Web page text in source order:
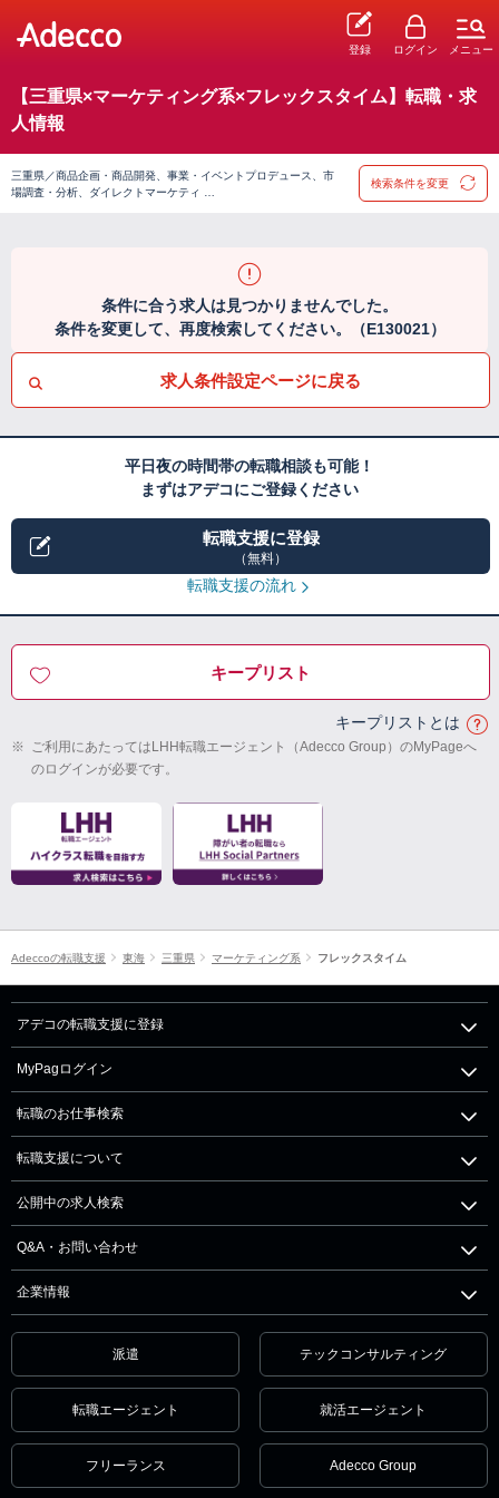
登録 ログイン メニュー
【三重県×マーケティング系×フレックスタイム】転職・求
人情報
三重県／商品企画・商品開発、事業・イベントプロデュース、市
場調査・分析、ダイレクトマーケティ …
検索条件を変更
条件に合う求人は見つかりませんでした。
条件を変更して、再度検索してください。（E130021）
求人条件設定ページに戻る
平日夜の時間帯の転職相談も可能！
まずはアデコにご登録ください
転職支援に登録
（無料）
転職支援の流れ
キープリスト
キープリストとは
※ ご利用にあたってはLHH転職エージェント（Adecco Group）のMyPageへ
のログインが必要です。
Adeccoの転職支援 東海 三重県 マーケティング系 フレックスタイム
アデコの転職支援に登録
MyPagログイン
転職のお仕事検索
転職支援について
公開中の求人検索
Q&A・お問い合わせ
企業情報
派遣 テックコンサルティング
転職エージェント 就活エージェント
フリーランス Adecco Group